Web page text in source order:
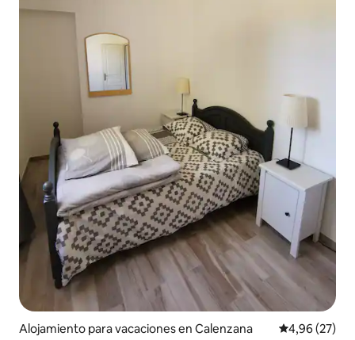
Alojamiento para vacaciones en Calenzana Calificación
4,96 (27)